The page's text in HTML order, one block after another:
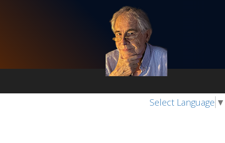
Select Language ▼